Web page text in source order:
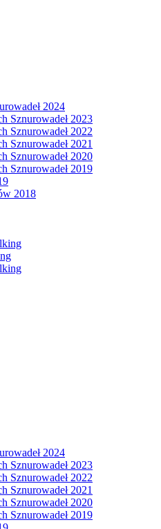
2024
Sznurowadeł 2023
Sznurowadeł 2022
Sznurowadeł 2021
Sznurowadeł 2020
Sznurowadeł 2019
2018
2024
Sznurowadeł 2023
Sznurowadeł 2022
Sznurowadeł 2021
Sznurowadeł 2020
Sznurowadeł 2019